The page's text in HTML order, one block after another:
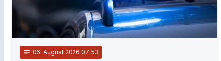
notes 06. August 2026 07:53